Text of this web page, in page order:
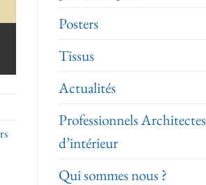
Posters
Tissus
Actualités
Professionnels Architectes
d’intérieur
Qui sommes nous ?